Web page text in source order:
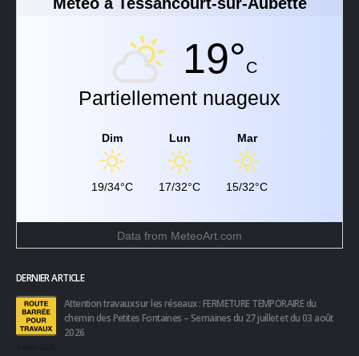
19°C
Partiellement nuageux
Dim
19/34°C
Lun
17/32°C
Mar
15/32°C
Data from MeteoArt.com
DERNIER ARTICLE
Attention travaux sur les réseaux : FERMETURE TEMPORAIRE du
chemin des Petites Fontaines – Semaines du 27 juillet et du 03 août
2026